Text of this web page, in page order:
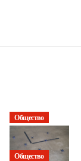
Общество
Общество